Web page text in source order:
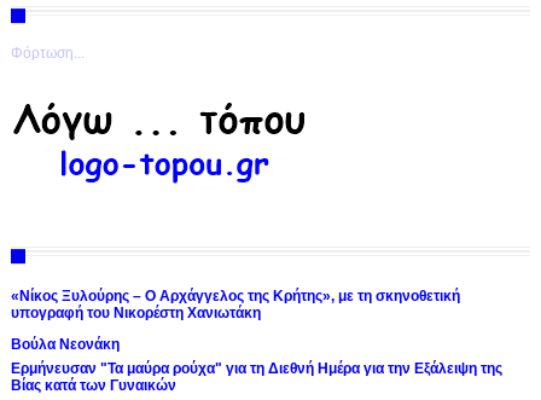
Φόρτωση...
«Νίκος Ξυλούρης – Ο Αρχάγγελος της Κρήτης», με τη σκηνοθετική
υπογραφή του Νικορέστη Χανιωτάκη
Βούλα Νεονάκη
Ερμήνευσαν "Τα μαύρα ρούχα" για τη Διεθνή Ημέρα για την Εξάλειψη της
Βίας κατά των Γυναικών